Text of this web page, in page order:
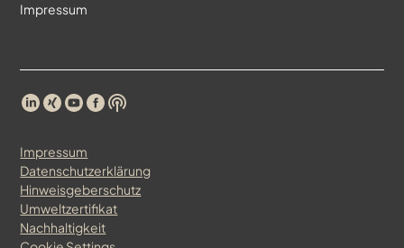
Impressum
Impressum
Datenschutzerklärung
Hinweisgeberschutz
Umweltzertifikat
Nachhaltigkeit